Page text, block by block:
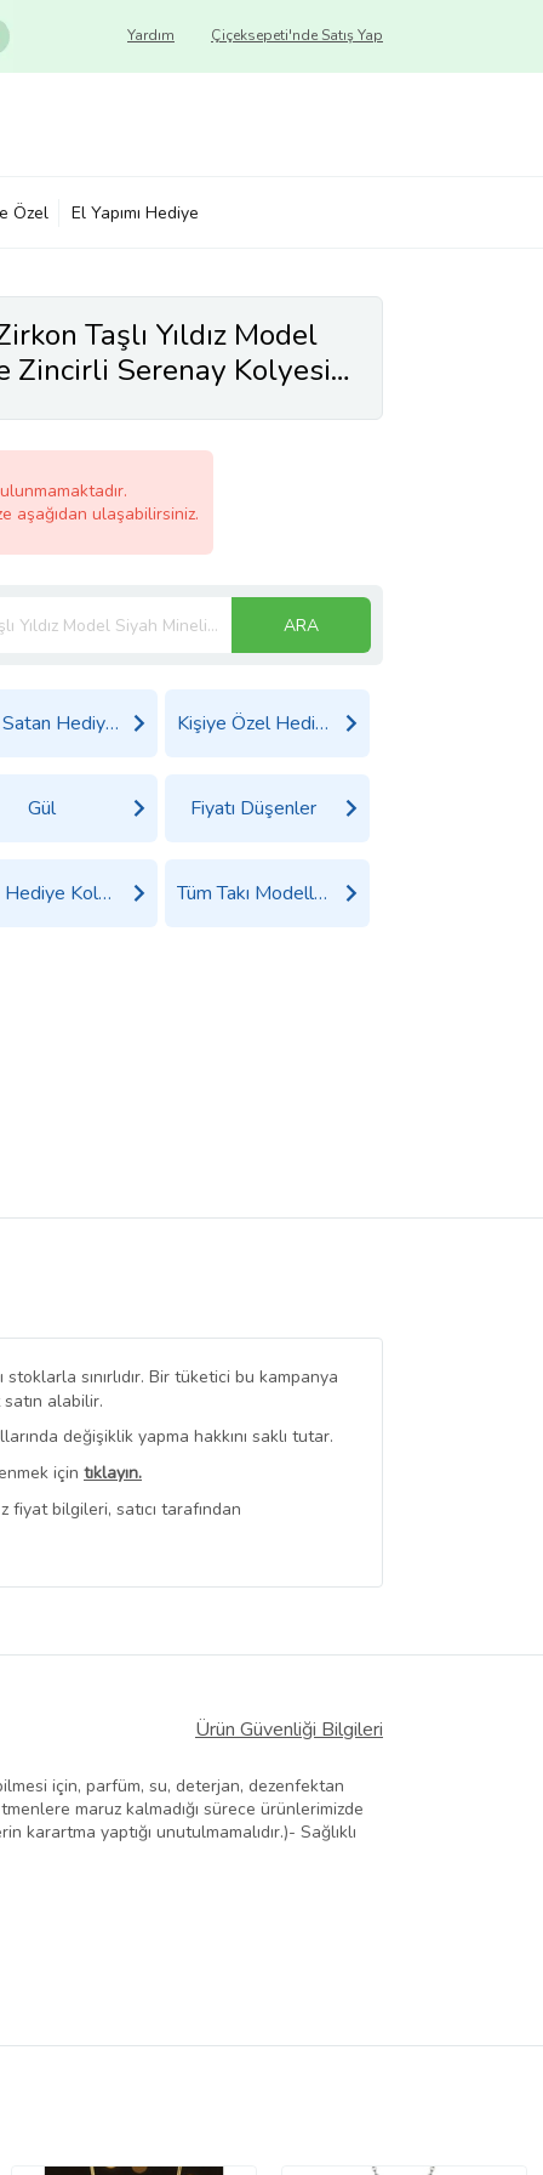
Çiçeksepeti'nde Satış Yap
Yardım
Özel El Yapımı Hediye
Taşlı Yıldız Model
Zincirli Serenay Kolyesi
aşağıdan ulaşabilirsiniz.
ARA
Çok Satan Hediyeler Kişiye Özel Hediyeler
Gül Fiyatı Düşenler
Tüm Hediye Kolye Ürünleri Tüm Takı Modelleri Ürünleri
stoklarla sınırlıdır. Bir tüketici bu kampanya
alabilir.
değişiklik yapma hakkını saklı tutar.
için tıklayın.
fiyat bilgileri, satıcı tarafından
Ürün Güvenliği Bilgileri
için, parfüm, su, deterjan, dezenfektan
maruz kalmadığı sürece ürünlerimizde
yaptığı unutulmamalıdır.)- Sağlıklı